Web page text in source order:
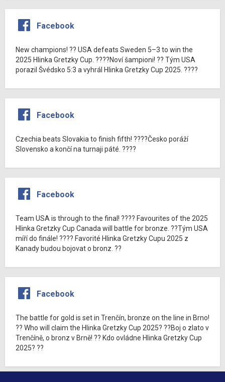
Facebook
New champions! ?? USA defeats Sweden 5–3 to win the
2025 Hlinka Gretzky Cup. ????Noví šampioni! ?? Tým USA
porazil Švédsko 5:3 a vyhrál Hlinka Gretzky Cup 2025. ????
Facebook
Czechia beats Slovakia to finish fifth! ????Česko poráží
Slovensko a končí na turnaji páté. ????
Facebook
Team USA is through to the final! ???? Favourites of the 2025
Hlinka Gretzky Cup Canada will battle for bronze. ??Tým USA
míří do finále! ???? Favorité Hlinka Gretzky Cupu 2025 z
Kanady budou bojovat o bronz. ??
Facebook
The battle for gold is set in Trenčín, bronze on the line in Brno!
?? Who will claim the Hlinka Gretzky Cup 2025? ??Boj o zlato v
Trenčíně, o bronz v Brně! ?? Kdo ovládne Hlinka Gretzky Cup
2025? ??